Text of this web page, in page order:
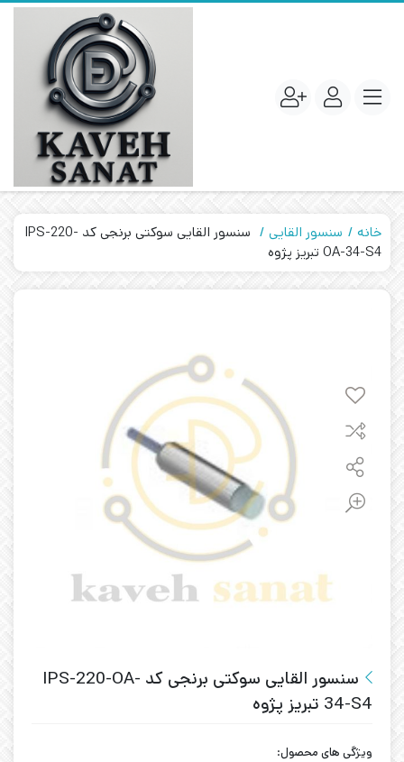
خانه سنسور القایی
سنسور القایی سوکتی برنجی کد IPS-220-
OA-34-S4 تبریز پژوه
سنسور القایی سوکتی برنجی کد IPS-220-OA-
34-S4 تبریز پژوه
ویژگی های محصول: